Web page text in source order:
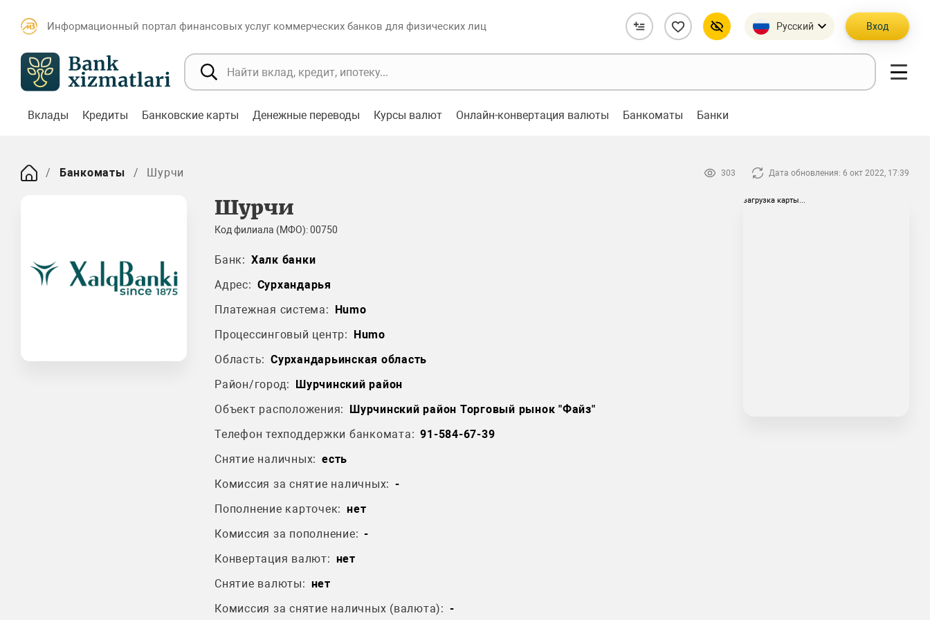
Информационный портал финансовых услуг коммерческих банков для физических лиц Русский Вход
Вклады Кредиты Банковские карты Денежные переводы Курсы валют Онлайн-конвертация валюты Банкоматы Банки
Банкоматы Шурчи 303 Дата обновления: 6 окт 2022, 17:39
Шурчи
Код филиала (МФО): 00750
Банк: Халк банки
Адрес: Сурхандарья
Платежная система: Humo
Процессинговый центр: Humo
Область: Сурхандарьинская область
Район/город: Шурчинский район
Объект расположения: Шурчинский район Торговый рынок "Файз"
Телефон техподдержки банкомата: 91-584-67-39
Снятие наличных: есть
Комиссия за снятие наличных: -
Пополнение карточек: нет
Комиссия за пополнение: -
Конвертация валют: нет
Снятие валюты: нет
Комиссия за снятие наличных (валюта): -
загрузка карты...